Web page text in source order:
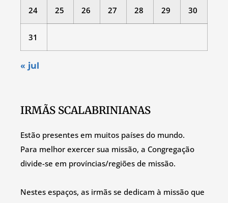
24 25 26 27 28 29 30
31
« jul
IRMÃS SCALABRINIANAS
Estão presentes em muitos países do mundo.
Para melhor exercer sua missão, a Congregação
divide-se em províncias/regiões de missão.
Nestes espaços, as irmãs se dedicam à missão que